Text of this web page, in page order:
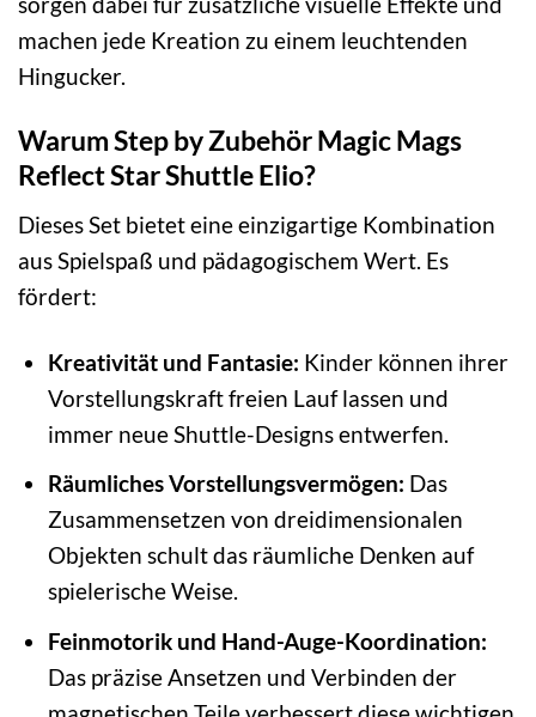
machen jede Kreation zu einem leuchtenden
Hingucker.
Warum Step by Zubehör Magic Mags
Reflect Star Shuttle Elio?
Dieses Set bietet eine einzigartige Kombination
aus Spielspaß und pädagogischem Wert. Es
fördert:
Kreativität und Fantasie: Kinder können ihrer
Vorstellungskraft freien Lauf lassen und
immer neue Shuttle-Designs entwerfen.
Räumliches Vorstellungsvermögen: Das
Zusammensetzen von dreidimensionalen
Objekten schult das räumliche Denken auf
spielerische Weise.
Feinmotorik und Hand-Auge-Koordination:
Das präzise Ansetzen und Verbinden der